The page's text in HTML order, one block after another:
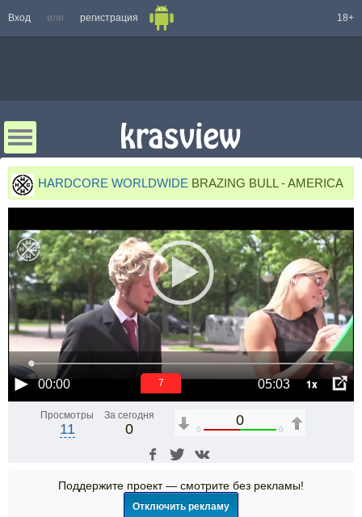
Вход или регистрация 18+
HARDCORE WORLDWIDE BRAZING BULL - AMERICA
00:00 05:03 1x
6
Просмотры
11
За сегодня
0
0
0 0
Поддержите проект — смотрите без рекламы!
Отключить рекламу